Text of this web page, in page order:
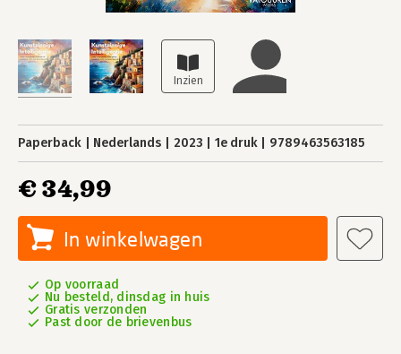
Paperback Nederlands 2023 1e druk 9789463563185
€ 34,99
In winkelwagen
Op voorraad
Nu besteld, dinsdag in huis
Gratis verzonden
Past door de brievenbus